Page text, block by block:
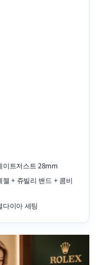
이트저스트 28mm
+ 쥬빌리 밴드 + 콤비
이아 세팅